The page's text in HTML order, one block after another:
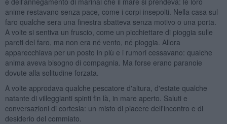
anime restavano senza pace, come i corpi insepolti. Nella casa sul
faro qualche sera una finestra sbatteva senza motivo o una porta.
A volte si sentiva un fruscio, come un picchiettare di pioggia sulle
pareti del faro, ma non era né vento, né pioggia. Allora
apparecchiava per un posto in più e i rumori cessavano: qualche
anima aveva bisogno di compagnia. Ma forse erano paranoie
dovute alla solitudine forzata.
A volte approdava qualche pescatore d'altura, d'estate qualche
natante di villeggianti spinti fin là, in mare aperto. Saluti e
conversazioni di cortesia: un misto di piacere dell'incontro e di
desiderio del commiato.